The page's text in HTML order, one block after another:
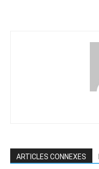
ARTICLES CONNEXES